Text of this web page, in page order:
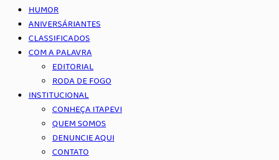
HUMOR
ANIVERSÁRIANTES
CLASSIFICADOS
COM A PALAVRA
EDITORIAL
RODA DE FOGO
INSTITUCIONAL
CONHEÇA ITAPEVI
QUEM SOMOS
DENUNCIE AQUI
CONTATO